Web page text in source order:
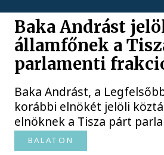
Baka Andrást
államfőnek a
parlamenti
Baka Andrást, a
korábbi elnökét jelöli
elnöknek a Tisza párt
BALATON